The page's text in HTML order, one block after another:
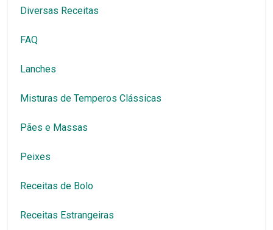
Diversas Receitas
FAQ
Lanches
Misturas de Temperos Clássicas
Pães e Massas
Peixes
Receitas de Bolo
Receitas Estrangeiras